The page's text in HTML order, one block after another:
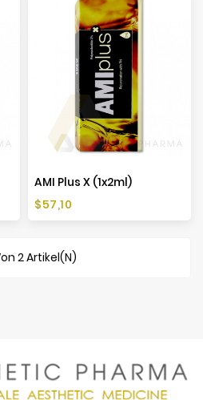
AMI Plus X (1x2ml)
Preis
$57,10
2 Artikel(n)